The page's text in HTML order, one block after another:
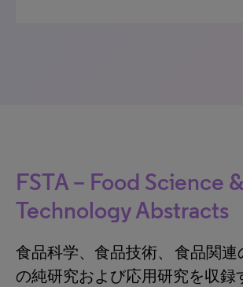
FSTA – Food Science
Technology Abstracts
食品科学、食品技術、 食品関
の純研究および応用研究を収録